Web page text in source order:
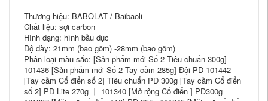
Thương hiệu: BABOLAT / Baibaoli
Chất liệu: sợi carbon
Hình dạng: hình bầu dục
Độ dày: 21mm (bao gồm) -28mm (bao gồm)
Phân loại màu sắc: [Sản phẩm mới Số 2 Tiêu chuẩn 300g]
101436 [Sản phẩm mới Số 2 Tay cầm 285g] Đội PD 101442
[Tay cầm Cổ điển số 2] Tiêu chuẩn PD 300g [Tay cầm Cổ điển
số 2] PD Lite 270g 丨 101340 [Mở rộng Cổ điển ] PD300g